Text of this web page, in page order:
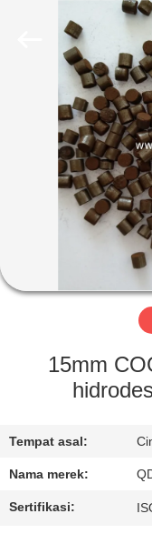
RUMAH
PRODUK
TENTANG
TUR
KONTROL
HUBUNGI
KAMI
15mm
Tempat asal:
Nama merek:
Sertifikasi: